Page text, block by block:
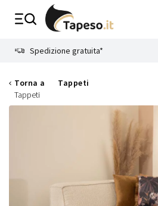
Spedizione gratuita*
Torna a
Tappeti
Tappeti